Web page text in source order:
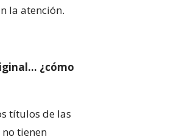
la atención.
¿cómo
títulos de las
tienen